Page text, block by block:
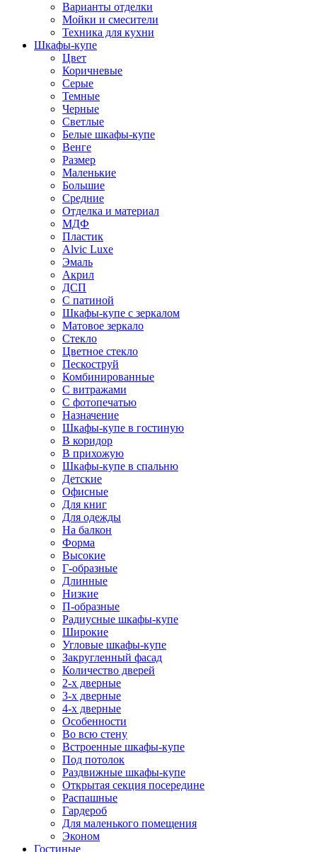
Варианты отделки
Мойки и смесители
Техника для кухни
Шкафы-купе
Цвет
Коричневые
Серые
Темные
Черные
Светлые
Белые шкафы-купе
Венге
Размер
Маленькие
Большие
Средние
Отделка и материал
МДФ
Пластик
Alvic Luxe
Эмаль
Акрил
ДСП
С патиной
Шкафы-купе с зеркалом
Матовое зеркало
Стекло
Цветное стекло
Пескоструй
Комбинированные
С витражами
С фотопечатью
Назначение
Шкафы-купе в гостиную
В коридор
В прихожую
Шкафы-купе в спальню
Детские
Офисные
Для книг
Для одежды
На балкон
Форма
Высокие
Г-образные
Длинные
Низкие
П-образные
Радиусные шкафы-купе
Широкие
Угловые шкафы-купе
Закругленный фасад
Количество дверей
2-х дверные
3-х дверные
4-х дверные
Особенности
Во всю стену
Встроенные шкафы-купе
Под потолок
Раздвижные шкафы-купе
Открытая секция посередине
Распашные
Гардероб
Для маленького помещения
Эконом
Гостиные